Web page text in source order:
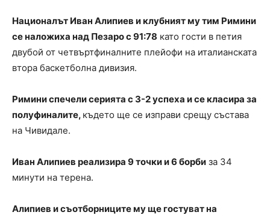
Националът Иван Алипиев и клубният му тим Римини
се наложиха над Пезаро с 91:78 като гости в петия
двубой от четвъртфиналните плейофи на италианската
втора баскетболна дивизия.
Римини спечели серията с 3-2 успеха и се класира за
полуфиналите, където ще се изправи срещу състава
на Чивидале.
Иван Алипиев реализира 9 точки и 6 борби за 34
минути на терена.
Алипиев и съотборниците му ще гостуват на